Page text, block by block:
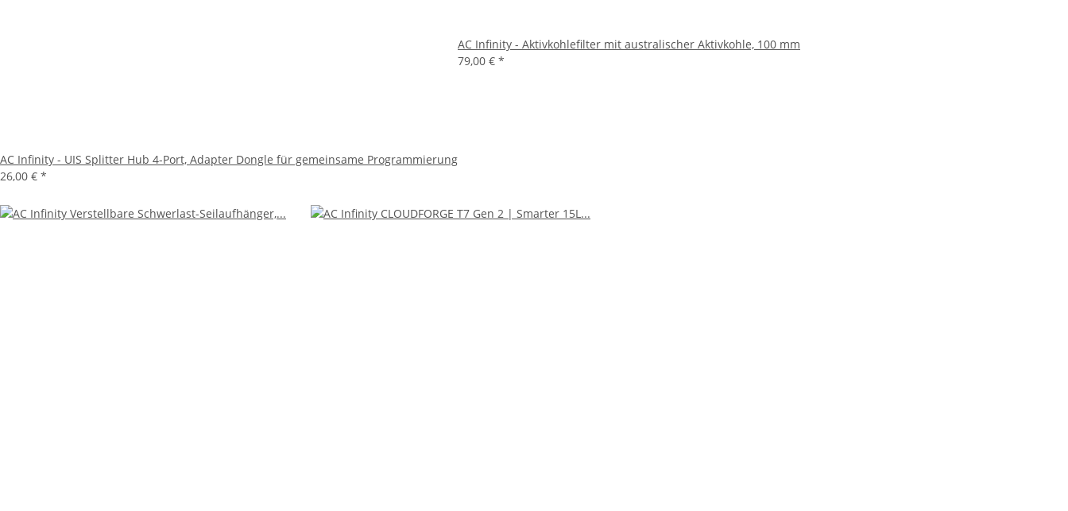
AC Infinity - UIS Splitter Hub 4-Port, Adapter Dongle für gemeinsame Programmierung
26,00 € *
AC Infinity - Aktivkohlefilter mit australischer Aktivkohle, 100 mm
79,00 € *